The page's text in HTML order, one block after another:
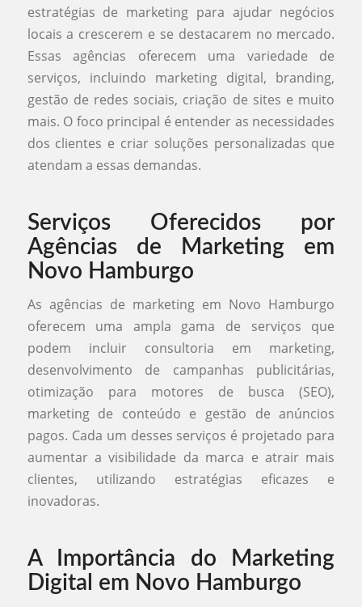
estratégias de marketing para ajudar negócios
locais a crescerem e se destacarem no mercado.
Essas agências oferecem uma variedade de
serviços, incluindo marketing digital, branding,
gestão de redes sociais, criação de sites e muito
mais. O foco principal é entender as necessidades
dos clientes e criar soluções personalizadas que
atendam a essas demandas.
Serviços Oferecidos por
Agências de Marketing em
Novo Hamburgo
As agências de marketing em Novo Hamburgo
oferecem uma ampla gama de serviços que
podem incluir consultoria em marketing,
desenvolvimento de campanhas publicitárias,
otimização para motores de busca (SEO),
marketing de conteúdo e gestão de anúncios
pagos. Cada um desses serviços é projetado para
aumentar a visibilidade da marca e atrair mais
clientes, utilizando estratégias eficazes e
inovadoras.
A Importância do Marketing
Digital em Novo Hamburgo